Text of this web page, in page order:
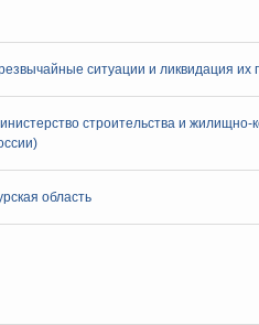
ситуации и ликвидация их
строительства и
область
объём
года №2067-р
Социальная поддержка
регионам
мер социальной
граждан